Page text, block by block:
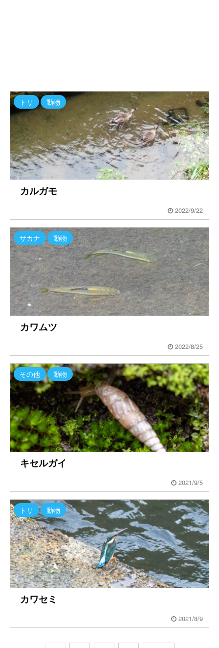
トリ 動物
カルガモ
2022/9/22
サカナ 動物
カワムツ
2022/8/25
その他 動物
キセルガイ
2021/9/5
トリ 動物
カワセミ
2021/8/9